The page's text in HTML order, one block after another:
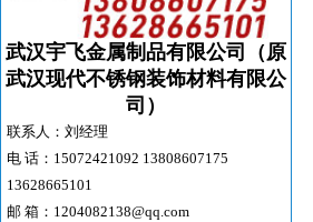
武汉宇飞金属制品有限公司（原
武汉现代不锈钢装饰材料有限公
司）
联系人：刘经理
电 话：15072421092 13808607175
13628665101
邮 箱：1204082138@qq.com